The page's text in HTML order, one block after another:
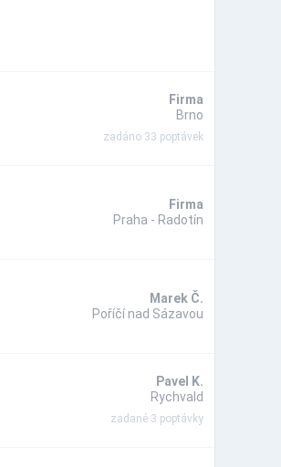
Firma
Brno
zadáno 33 poptávek
Firma
Praha - Radotín
Marek Č.
Poříčí nad Sázavou
Pavel K.
Rychvald
zadané 3 poptávky